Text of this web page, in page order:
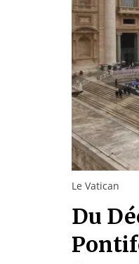
Le Vatican
Du